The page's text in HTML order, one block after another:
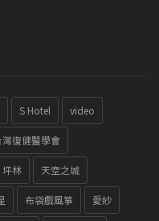
S Hotel video
灣復健醫學會
坪林 天空之城
布袋戲風箏 愛紗